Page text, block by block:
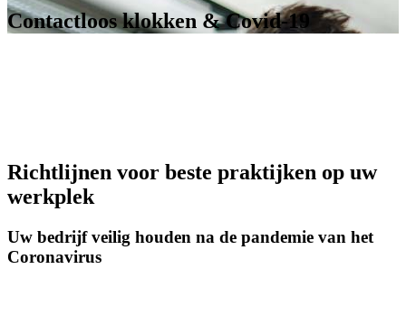
Contactloos klokken & Covid-19
Richtlijnen voor beste praktijken op uw
werkplek
Uw bedrijf veilig houden na de pandemie van het
Coronavirus